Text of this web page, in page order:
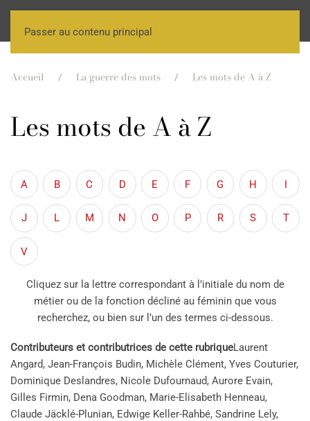
Passer au contenu principal
Accueil La guerre des mots Les mots de A à Z
Les mots de A à Z
A B C D E F G H I
J L M N O P R S T
V
Cliquez sur la lettre correspondant à l’initiale du nom de
métier ou de la fonction décliné au féminin que vous
recherchez, ou bien sur l’un des termes ci-dessous.
Contributeurs et contributrices de cette rubriqueLaurent
Angard, Jean-François Budin, Michèle Clément, Yves Couturier,
Dominique Deslandres, Nicole Dufournaud, Aurore Evain,
Gilles Firmin, Dena Goodman, Marie-Elisabeth Henneau,
Claude Jäcklé-Plunian, Edwige Keller-Rahbé, Sandrine Lely,